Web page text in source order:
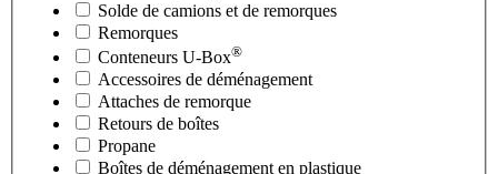
Solde de camions et de remorques
Remorques
Conteneurs U-Box®
Accessoires de déménagement
Attaches de remorque
Retours de boîtes
Propane
Boîtes de déménagement en plastique